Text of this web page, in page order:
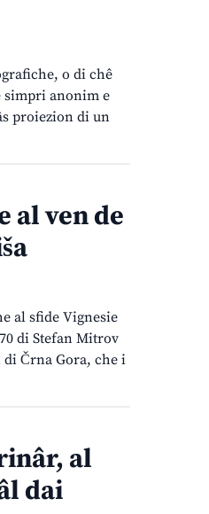
o di chê
simpri anonim e
proiezion di un
al ven de
al sfide Vignesie
di Stefan Mitrov
di Črna Gora, che i
al
dai